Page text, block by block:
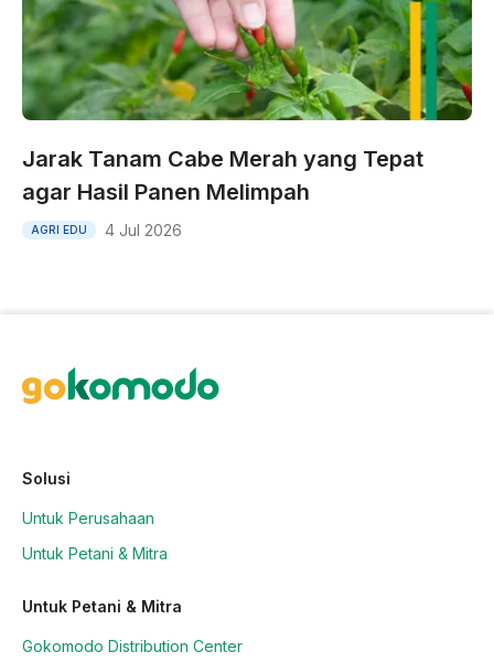
Jarak Tanam Cabe Merah yang Tepat
agar Hasil Panen Melimpah
AGRI EDU 4 Jul 2026
Solusi
Untuk Perusahaan
Untuk Petani & Mitra
Untuk Petani & Mitra
Gokomodo Distribution Center